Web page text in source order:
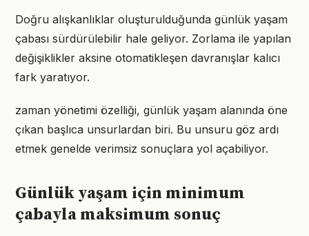
Doğru alışkanlıklar oluşturulduğunda günlük yaşam
çabası sürdürülebilir hale geliyor. Zorlama ile yapılan
değişiklikler aksine otomatikleşen davranışlar kalıcı
fark yaratıyor.
zaman yönetimi özelliği, günlük yaşam alanında öne
çıkan başlıca unsurlardan biri. Bu unsuru göz ardı
etmek genelde verimsiz sonuçlara yol açabiliyor.
Günlük yaşam için minimum
çabayla maksimum sonuç